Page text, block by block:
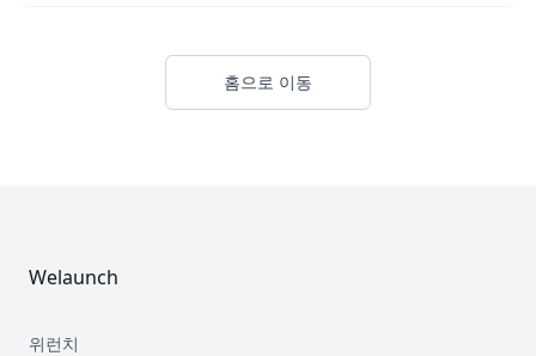
홈으로 이동
Welaunch
위런치